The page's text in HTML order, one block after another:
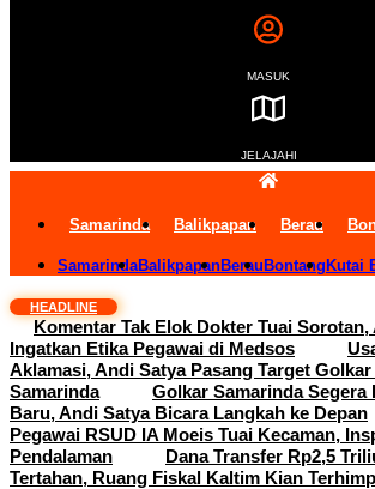
MASUK
JELAJAHI
Samarinda Balikpapan Berau
SamarindaBalikpapanBerau Bontang Kutai
HEADLINE
Komentar Tak Elok Dokter Tuai
Ingatkan Etika Pegawai di Medsos
Aklamasi, Andi Satya Pasang Target
Samarinda
Golkar Samarinda Segera
Baru, Andi Satya Bicara Langkah ke Depan
Pegawai RSUD IA Moeis Tuai Kecaman,
Pendalaman
Dana Transfer Rp2,5
Tertahan, Ruang Fiskal Kaltim Kian